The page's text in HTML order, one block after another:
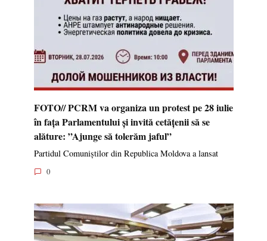
FOTO// PCRM va organiza un protest pe 28 iulie
în fața Parlamentului și invită cetățenii să se
alăture: ”Ajunge să tolerăm jaful”
Partidul Comuniștilor din Republica Moldova a lansat
0